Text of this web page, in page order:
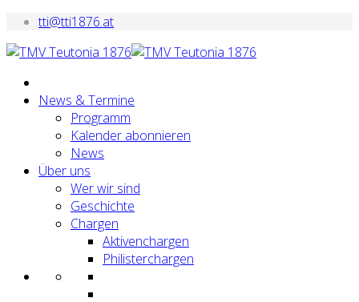
tti@tti1876.at
News & Termine
Programm
Kalender abonnieren
News
Über uns
Wer wir sind
Geschichte
Chargen
Aktivenchargen
Philisterchargen